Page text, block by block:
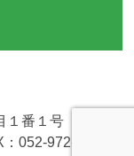
１番１号 市役所
052-972-4190